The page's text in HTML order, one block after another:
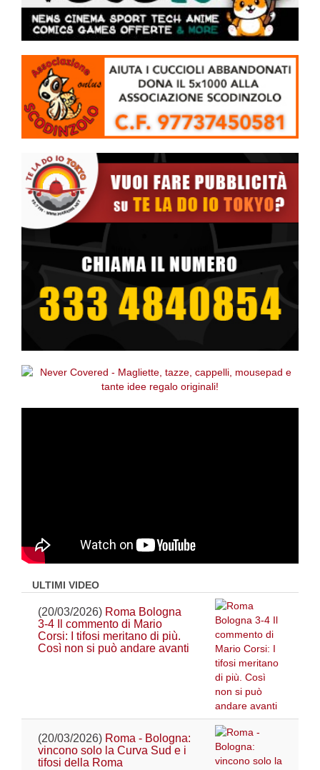
ULTIMI VIDEO
(20/03/2026) Roma Bologna
3-4 Il commento di Mario
Corsi: I tifosi meritano di più.
Così non si può andare avanti
(20/03/2026) Roma - Bologna:
vincono solo la Curva Sud e i
tifosi della Roma